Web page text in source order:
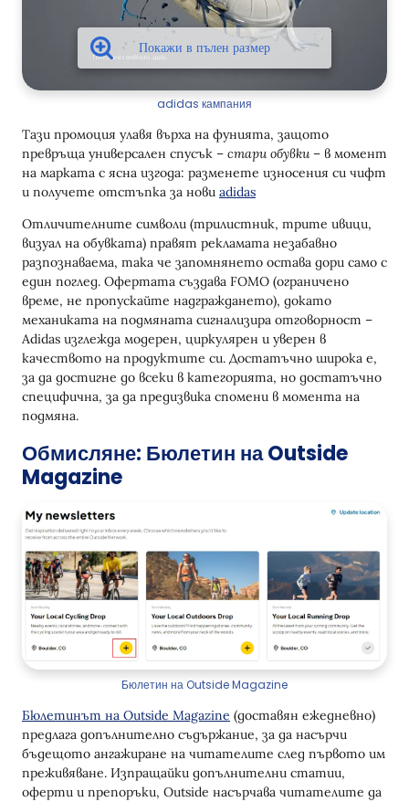
adidas кампания
Тази промоция улавя върха на фунията, защото
превръща универсален спусък – стари обувки – в момент
на марката с ясна изгода: разменете износения си чифт
и получете отстъпка за нови adidas
Отличителните символи (трилистник, трите ивици,
визуал на обувката) правят рекламата незабавно
разпознаваема, така че запомнянето остава дори само с
един поглед. Офертата създава FOMO (ограничено
време, не пропускайте надграждането), докато
механиката на подмяната сигнализира отговорност –
Adidas изглежда модерен, циркулярен и уверен в
качеството на продуктите си. Достатъчно широка е,
за да достигне до всеки в категорията, но достатъчно
специфична, за да предизвика спомени в момента на
подмяна.
Обмисляне: Бюлетин на Outside
Magazine
Бюлетин на Outside Magazine
Бюлетинът на Outside Magazine (доставян ежедневно)
предлага допълнително съдържание, за да насърчи
бъдещото ангажиране на читателите след първото им
преживяване. Изпращайки допълнителни статии,
оферти и препоръки, Outside насърчава читателите да